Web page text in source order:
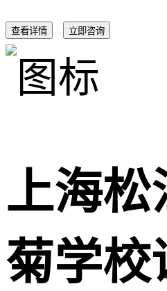
查看详情 立即咨询
上海松
菊学校